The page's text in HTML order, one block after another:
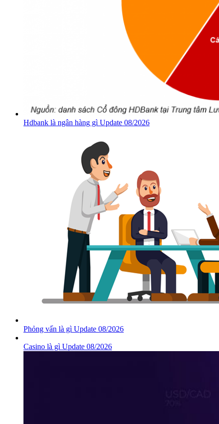
Hdbank là ngân hàng gì Update 08/2026
Phỏng vấn là gì Update 08/2026
Casino là gì Update 08/2026